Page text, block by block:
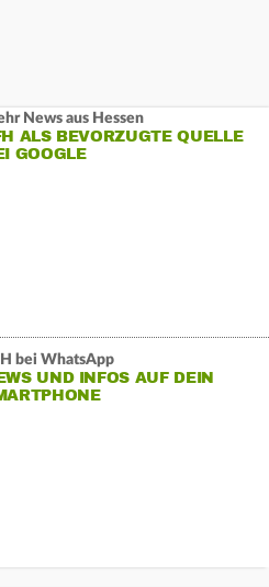
News aus Hessen
ALS BEVORZUGTE QUELLE
GOOGLE
bei WhatsApp
UND INFOS AUF DEIN